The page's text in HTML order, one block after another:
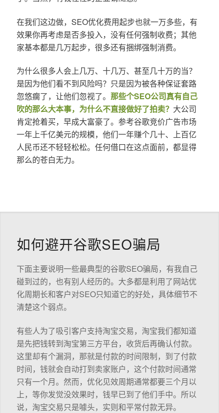
在我们这边做，SEO优化费用起步也就一万多些，有
效果你再考虑是否多投入，没有任何强制收费；其他
家基本都是几万起步，很多还有捆绑强制消费。
为什么很多人会上几万、十几万、甚至几十万的当？
是因为他们看不到风险吗？只是因为被各种保证套路
忽悠瘸了，让他们忽视了。 那些个SEO公司真有自己
吹的那么大本事，为什么不直接做好了拍卖？ 大公司
肯定抢着买，早成大富豪了。参考谷歌竞价广告市场
一年上千亿美元的规模，他们一年赚个几十、上百亿
人民币还不轻轻松松。任何借口在这点面前，都显得
那么的苍白无力。
如何避开谷歌SEO骗局
下面主要说明一些最典型的谷歌SEO骗局，有我自己
碰到过的，也有别人经历的。大多都是利用了网站优
化周期长和客户对SEO只知道它的好处，具体细节不
清楚这个弱点。
有些人为了吸引客户支持淘宝交易，淘宝我们都知道
是先把钱转到淘宝第三方平台，收货后再确认付款。
这里却有个漏洞，那就是付款的时间限制，到了付款
时间，钱就会自动打到卖家账户，这个付款时间通常
只有一个月。然而，优化见效周期通常都要三个月以
上，等你发觉没效果时，钱早已到了他们手中。所以
说，淘宝交易只是噱头，实则和平常付款无异。